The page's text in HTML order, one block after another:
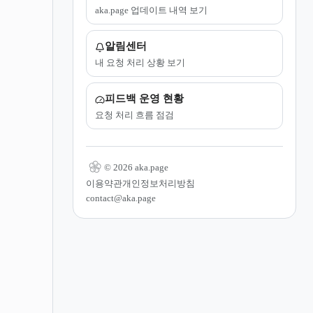
aka.page 업데이트 내역 보기
알림센터
내 요청 처리 상황 보기
피드백 운영 현황
요청 처리 흐름 점검
© 2026 aka.page
이용약관개인정보처리방침
contact@aka.page